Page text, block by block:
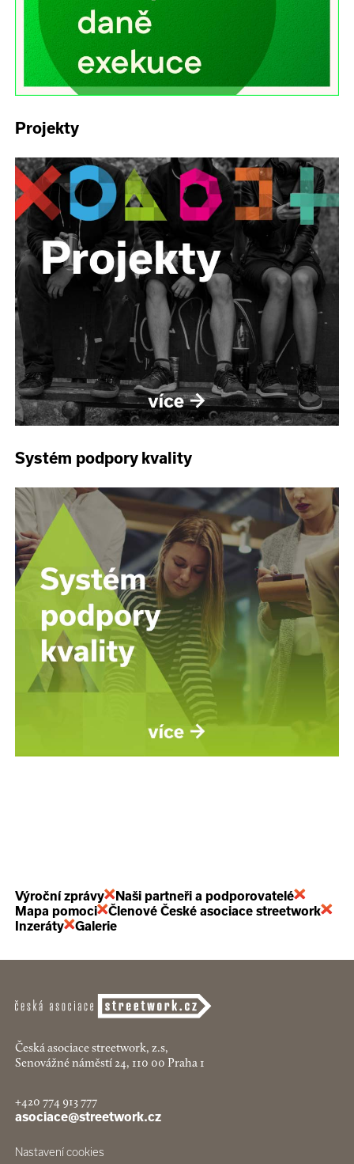
Projekty
Systém podpory kvality
Výroční zprávy
Naši partneři a podporovatelé
Mapa pomoci
Členové České asociace streetwork
Inzeráty
Galerie
Česká asociace streetwork, z.s,
Senovážné náměstí 24, 110 00 Praha 1
+420 774 913 777
asociace@streetwork.cz
Nastavení cookies